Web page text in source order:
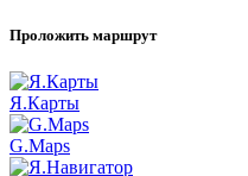
Проложить маршрут
Я.Карты
G.Maps